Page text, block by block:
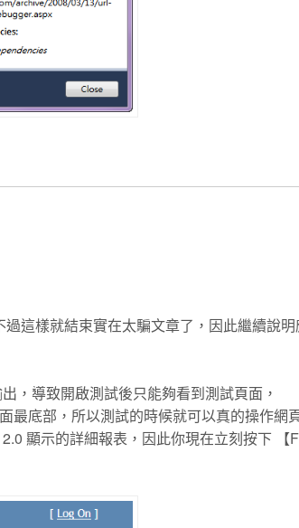
這樣就結束實在太騙文章了，因此繼續說明
，導致開啟測試後只能夠看到測試頁面，
最底部，所以測試的時候就可以真的操作網
顯示的詳細報表，因此你現在立刻按下 【